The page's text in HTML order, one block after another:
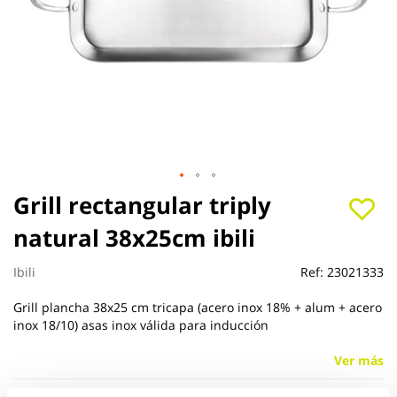
Grill rectangular triply
natural 38x25cm ibili
Ibili Ref: 23021333
Grill plancha 38x25 cm tricapa (acero inox 18% + alum + acero
inox 18/10) asas inox válida para inducción
Ver más
Saltar
al
comienzo
de
la
de
imágenes